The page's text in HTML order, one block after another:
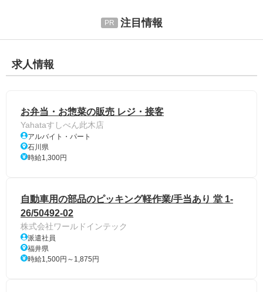
注目情報
求人情報
お弁当・お惣菜の販売 レジ・接客
Yahataすしべん此木店
アルバイト・パート
石川県
時給1,300円
自動車用の部品のピッキング軽作業/手当あり 堂 1-
26/50492-02
株式会社ワールドインテック
派遣社員
福井県
時給1,500円～1,875円